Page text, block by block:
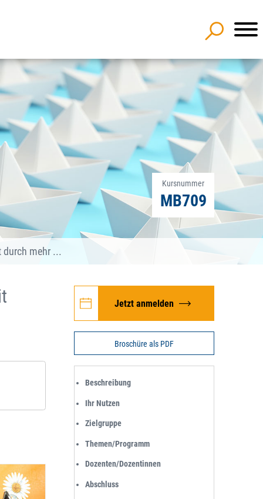
Kursnummer
MB709
mehr ...
Jetzt anmelden
Broschüre als PDF
Beschreibung
Ihr Nutzen
Zielgruppe
Themen/Programm
Dozenten/Dozentinnen
Abschluss